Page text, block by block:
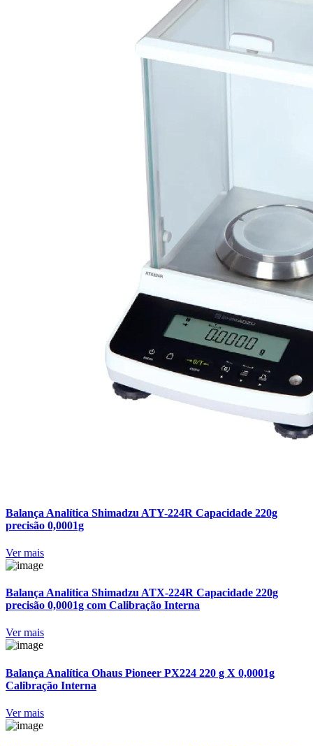
Balança Analítica Shimadzu ATY-224R Capacidade 220g
precisão 0,0001g
Ver mais
Balança Analítica Shimadzu ATX-224R Capacidade 220g
precisão 0,0001g com Calibração Interna
Ver mais
Balança Analítica Ohaus Pioneer PX224 220 g X 0,0001g
Calibração Interna
Ver mais